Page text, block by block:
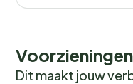
Voorzieningen
Dit maakt jouw